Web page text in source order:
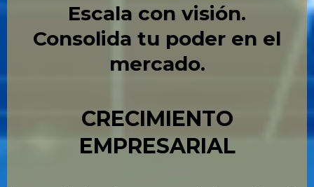
Escala con visión.
Consolida tu poder en el
mercado.
CRECIMIENTO
EMPRESARIAL